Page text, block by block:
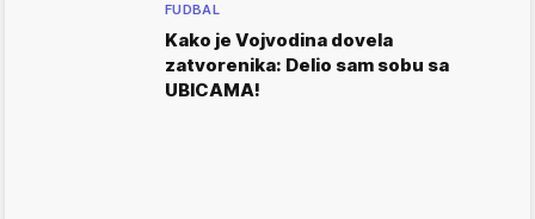
FUDBAL
Kako je Vojvodina dovela
zatvorenika: Delio sam sobu sa
UBICAMA!